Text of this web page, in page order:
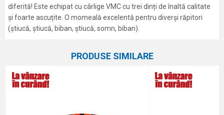
diferită! Este echipat cu cârlige VMC cu trei dinți de înaltă calitate
și foarte ascuțite. O momeală excelentă pentru diverși răpitori
(știucă, știucă, biban, știucă, somn, biban).
Cicade
Marca Formax
Email
PRODUSE SIMILARE